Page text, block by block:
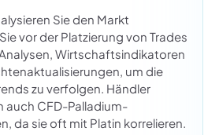
Sie den Markt
vor der Platzierung von Trades
Wirtschaftsindikatoren
um die
zu verfolgen. Händler
auch CFD-Palladium-
da sie oft mit Platin korrelieren.